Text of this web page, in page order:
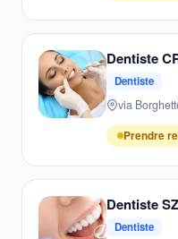
Dentiste
Dentiste
via
Prendre
Dentiste
Dentiste